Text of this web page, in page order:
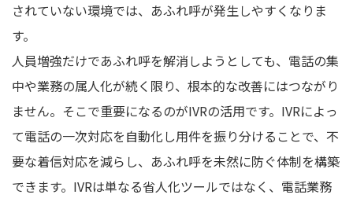
されていない環境では、あふれ呼が発生しやすくなりま
す。
人員増強だけであふれ呼を解消しようとしても、電話の集
中や業務の属人化が続く限り、根本的な改善にはつながり
ません。そこで重要になるのがIVRの活用です。IVRによっ
て電話の一次対応を自動化し用件を振り分けることで、不
要な着信対応を減らし、あふれ呼を未然に防ぐ体制を構築
できます。IVRは単なる省人化ツールではなく、電話業務